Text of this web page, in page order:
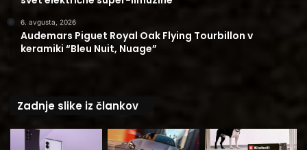
6. avgusta, 2026
Audemars Piguet Royal Oak Flying Tourbillon v
keramiki “Bleu Nuit, Nuage”
Zadnje slike iz člankov